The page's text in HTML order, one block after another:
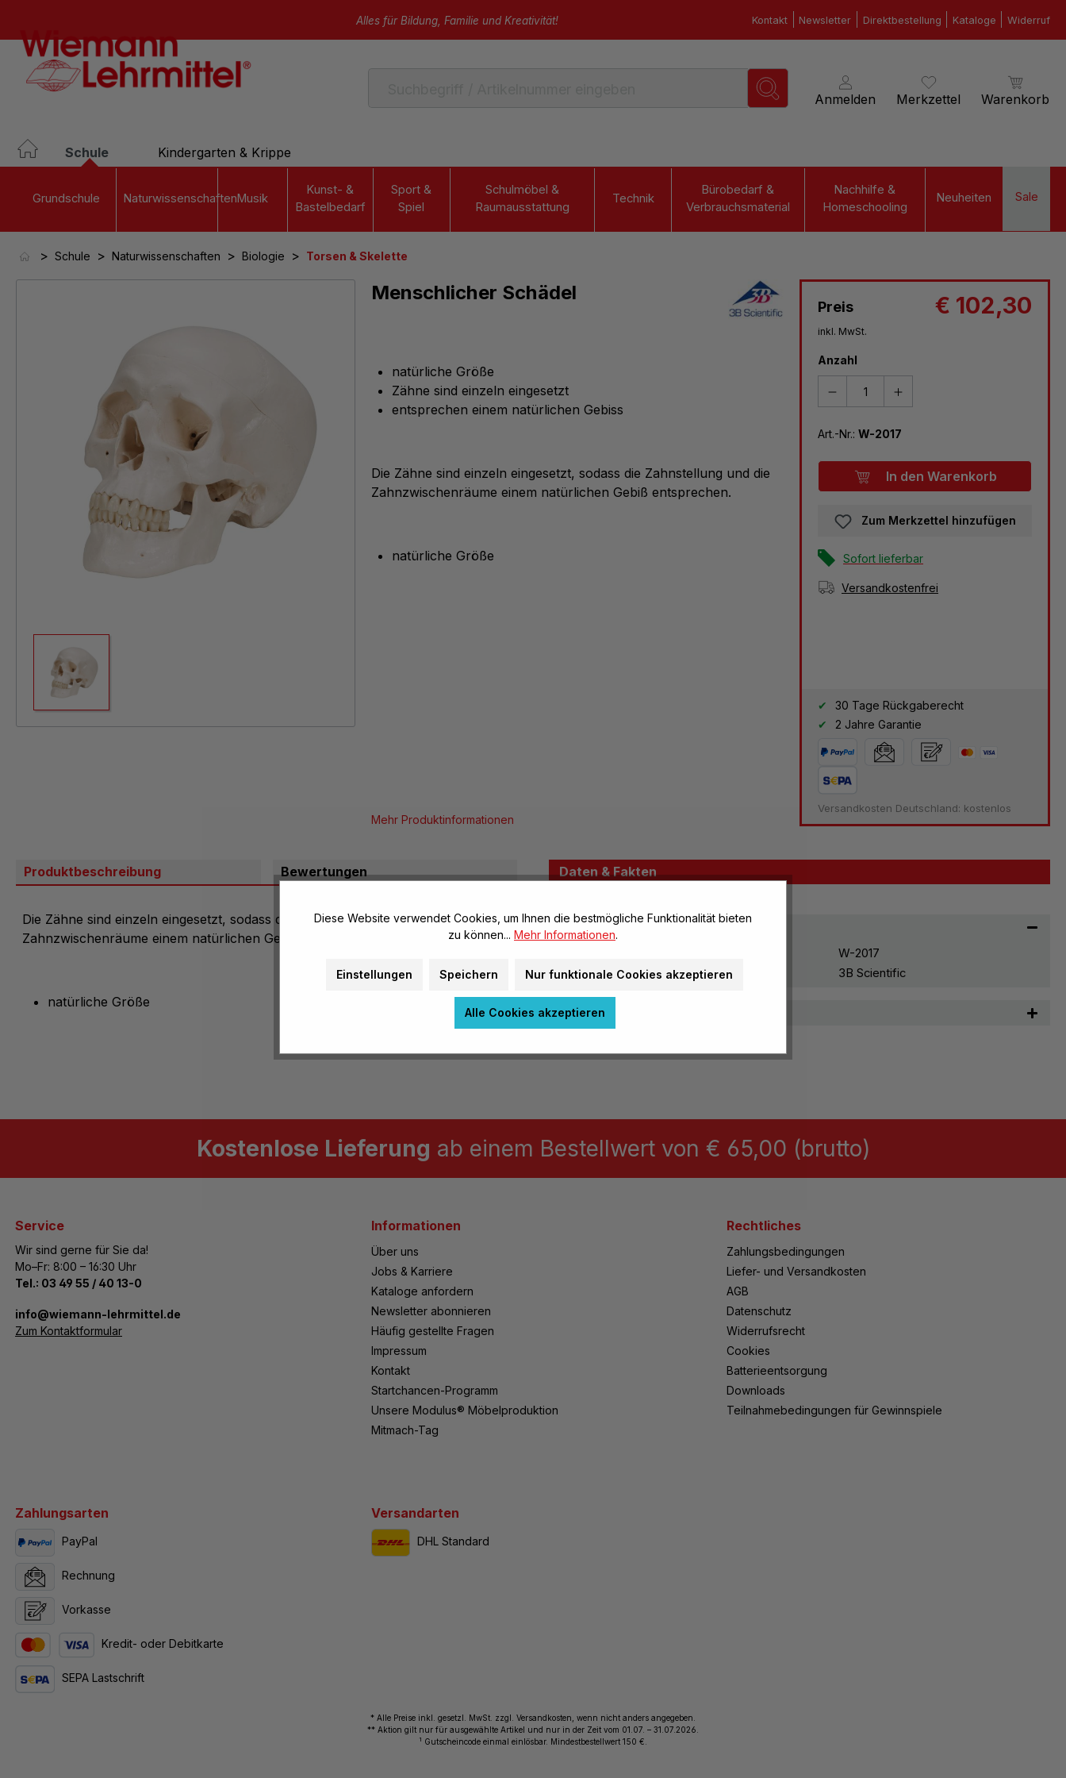
Alles für Bildung, Familie und Kreativität! Kontakt Newsletter Direktbestellung Kataloge Widerruf
Anmelden Merkzettel Warenkorb
Schule Kindergarten & Krippe
Grundschule NaturwissenschaftenMusik
Kunst- &
Bastelbedarf
Sport &
Spiel
Schulmöbel &
Raumausstattung
Technik
Bürobedarf &
Verbrauchsmaterial
Nachhilfe &
Homeschooling
Neuheiten Sale
> Schule > Naturwissenschaften > Biologie > Torsen & Skelette
Preis € 102,30
inkl. MwSt.
Anzahl
Art.-Nr.: W-2017
In den Warenkorb
Zum Merkzettel hinzufügen
Sofort lieferbar
Versandkostenfrei
30 Tage Rückgaberecht
2 Jahre Garantie
Versandkosten Deutschland: kostenlos
Menschlicher Schädel
natürliche Größe
Zähne sind einzeln eingesetzt
entsprechen einem natürlichen Gebiss
Die Zähne sind einzeln eingesetzt, sodass die Zahnstellung und die
Zahnzwischenräume einem natürlichen Gebiß entsprechen.
natürliche Größe
Mehr Produktinformationen
Produktbeschreibung Bewertungen
Die Zähne sind einzeln eingesetzt, sodass die Zahnstellung und die
Zahnzwischenräume einem natürlichen Gebiß entsprechen.
natürliche Größe
Daten & Fakten
Allgemeine Infos
W-2017
Marke:
3B Scientific
Herstellerinformationen
Kostenlose Lieferung ab einem Bestellwert von € 65,00 (brutto)
Service
Wir sind gerne für Sie da!
Mo–Fr: 8:00 – 16:30 Uhr
Tel.: 03 49 55 / 40 13-0
­info@wiemann-lehrmittel.de
Zum Kontaktformular
Informationen
Über uns
Jobs & Karriere
Kataloge anfordern
Newsletter abonnieren
Häufig gestellte Fragen
Impressum
Kontakt
Startchancen-Programm
Unsere Modulus® Möbelproduktion
Mitmach-Tag
Rechtliches
Zahlungsbedingungen
Liefer- und Versandkosten
AGB
Datenschutz
Widerrufsrecht
Cookies
Batterieentsorgung
Downloads
Teilnahmebedingungen für Gewinnspiele
Zahlungsarten
PayPal
Rechnung
Vorkasse
Kredit- oder Debitkarte
SEPA Lastschrift
Versandarten
DHL Standard
* Alle Preise inkl. gesetzl. MwSt. zzgl. Versandkosten, wenn nicht anders angegeben.
** Aktion gilt nur für ausgewählte Artikel und nur in der Zeit vom 01.07. – 31.07.2026.
1 Gutscheincode einmal einlösbar. Mindestbestellwert 150 €.
Diese Website verwendet Cookies, um Ihnen die bestmögliche Funktionalität bieten
zu können... Mehr Informationen.
Einstellungen Speichern Nur funktionale Cookies akzeptieren
Alle Cookies akzeptieren